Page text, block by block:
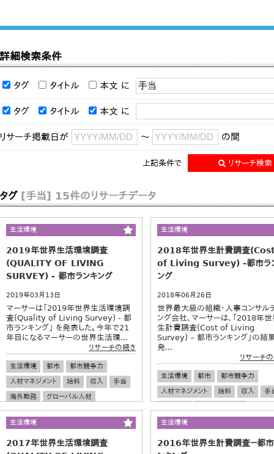
詳細検索条件
タグ タイトル 本文 に
タグ タイトル 本文 に
リサーチ掲載日が ～ の間
上記条件で リサーチ検索
タグ [手当] 15件のリサーチデータ
生活環境
2019年世界生活環境調査
(QUALITY OF LIVING
SURVEY) ‐ 都市ランキング
2019年03月13日
マーサーは「2019年世界生活環境調
査(Quality of Living Survey) ‐ 都
市ランキング」 を発表した。今年で21
年目になるマーサーの世界生活環...
リサーチの続き
生活環境 都市
都市競争力
人材マネジメント
給料 収入
手当
海外勤務
グローバル人材
グローバル調査
生計費
生活環境
2018年世界生計費調査
of Living Survey) ‐都市ラ
ング
2018年06月26日
世界最大級の組織・人事コンサル
ング会社、マーサーは、「2018年
生計費調査(Cost of Living
Survey) – 都市ランキング」の結
発...
リサーチ
生活環境 都市
都市競争力
人材マネジメント
給料 収入
手
グローバル調査
生活環境
2017年世界生活環境調査
生活環境
2016年世界生計費調査－都